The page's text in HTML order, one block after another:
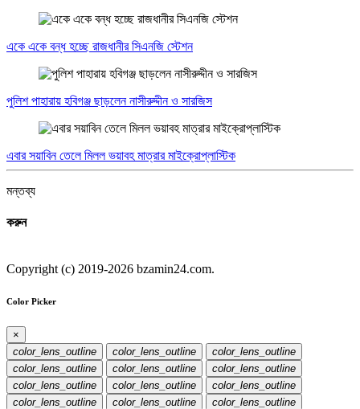
একে একে বন্ধ হচ্ছে রাজধানীর সিএনজি স্টেশন
পুলিশ পাহারায় হবিগঞ্জ ছাড়লেন নাসীরুদ্দীন ও সারজিস
এবার সয়াবিন তেলে মিলল ভয়াবহ মাত্রার মাইক্রোপ্লাস্টিক
মন্তব্য
করুন
Copyright (c) 2019-2026 bzamin24.com.
Color Picker
×
color_lens_outline
color_lens_outline
color_lens_outline
color_lens_outline
color_lens_outline
color_lens_outline
color_lens_outline
color_lens_outline
color_lens_outline
color_lens_outline
color_lens_outline color_lens_outline